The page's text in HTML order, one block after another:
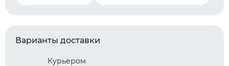
Варианты доставки
Курьером